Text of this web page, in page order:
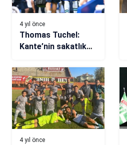
4 yıl önce
Thomas Tuchel:
Kante’nin sakatlık
sözleşme
görüşmelerini
etkileyecek
4 yıl önce